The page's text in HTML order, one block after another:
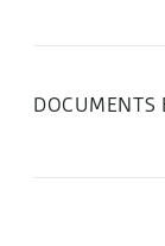
DOCUMENTS